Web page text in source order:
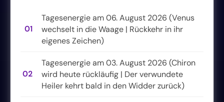
01
Tagesenergie am 06. August 2026 (Venus
wechselt in die Waage | Rückkehr in ihr
eigenes Zeichen)
02
Tagesenergie am 03. August 2026 (Chiron
wird heute rückläufig | Der verwundete
Heiler kehrt bald in den Widder zurück)